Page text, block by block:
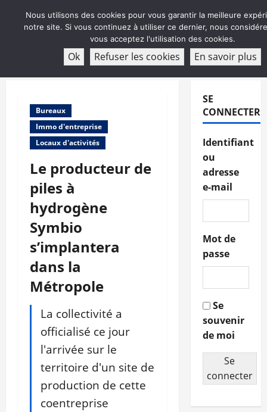
ABONNEMENT
Bureaux
Immo d'entreprise
Locaux d'activités
Le producteur de
piles à
hydrogène
Symbio
s’implantera
dans la
Métropole
La collectivité a
officialisé ce jour
l'arrivée sur le
territoire d'un site de
production de cette
coentreprise
SE
CONNECTER
Identifiant
ou
adresse
e-mail
Mot de
passe
Se
souvenir
de moi
Se
connecter
Nous utilisons des cookies pour vous garantir la meilleure
notre site. Si vous continuez à utiliser ce dernier, nous
vous acceptez l'utilisation des cookies.
Ok Refuser les cookies En savoir plus